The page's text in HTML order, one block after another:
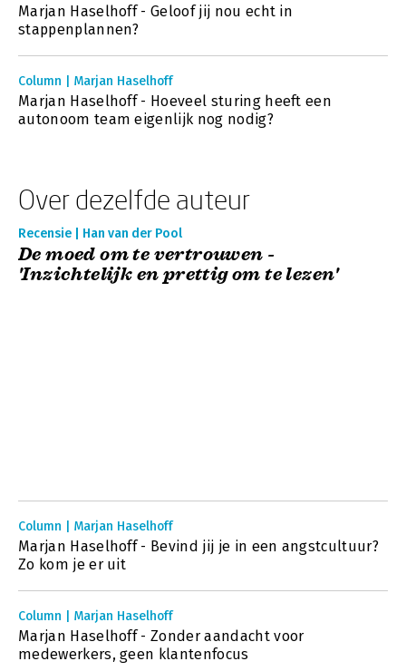
Marjan Haselhoff - Geloof jij nou echt in
stappenplannen?
Column | Marjan Haselhoff
Marjan Haselhoff - Hoeveel sturing heeft een
autonoom team eigenlijk nog nodig?
Over dezelfde auteur
Recensie | Han van der Pool
De moed om te vertrouwen -
'Inzichtelijk en prettig om te lezen'
Column | Marjan Haselhoff
Marjan Haselhoff - Bevind jij je in een angstcultuur?
Zo kom je er uit
Column | Marjan Haselhoff
Marjan Haselhoff - Zonder aandacht voor
medewerkers, geen klantenfocus